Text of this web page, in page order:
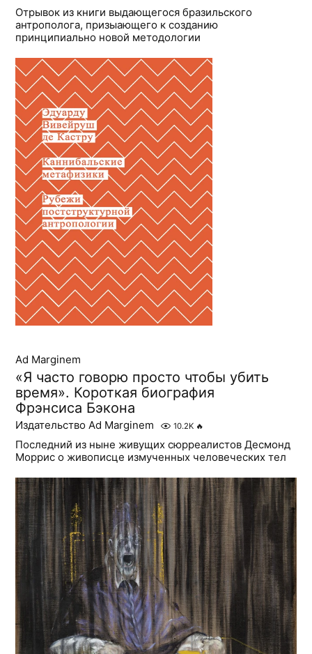
Отрывок из книги выдающегося бразильского
антрополога, призыающего к созданию
принципиально новой методологии
Ad Marginem
«Я часто говорю просто чтобы убить
время». Короткая биография
Фрэнсиса Бэкона
Издательство Ad Marginem 10.2K 🔥
Последний из ныне живущих сюрреалистов Десмонд
Моррис о живописце измученных человеческих тел